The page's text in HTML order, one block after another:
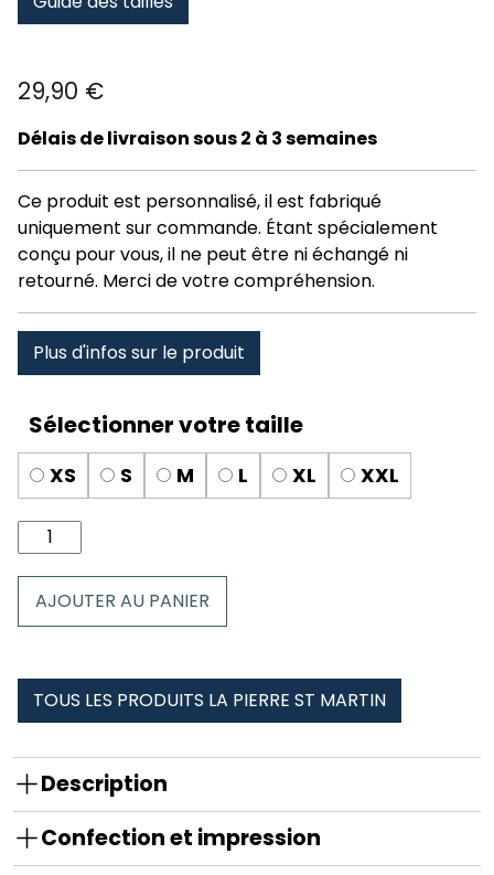
29,90 €
Délais de livraison sous 2 à 3 semaines
Ce produit est personnalisé, il est fabriqué
uniquement sur commande. Étant spécialement
conçu pour vous, il ne peut être ni échangé ni
retourné. Merci de votre compréhension.
Plus d'infos sur le produit
XS S M L XL XXL
quantité
de
Homme
martin
AJOUTER AU PANIER
TOUS LES PRODUITS LA PIERRE ST MARTIN
Description
Confection et impression